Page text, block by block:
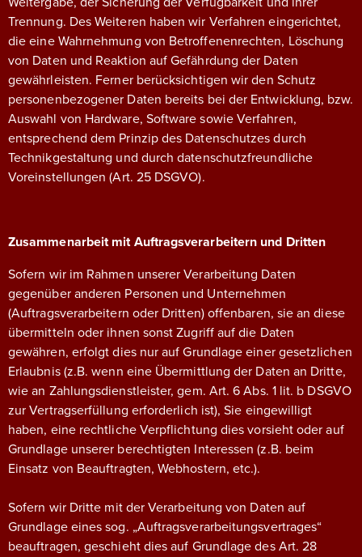
Trennung. Des Weiteren haben wir Verfahren eingerichtet,
die eine Wahrnehmung von Betroffenenrechten, Löschung
von Daten und Reaktion auf Gefährdung der Daten
gewährleisten. Ferner berücksichtigen wir den Schutz
personenbezogener Daten bereits bei der Entwicklung, bzw.
Auswahl von Hardware, Software sowie Verfahren,
entsprechend dem Prinzip des Datenschutzes durch
Technikgestaltung und durch datenschutzfreundliche
Voreinstellungen (Art. 25 DSGVO).
Zusammenarbeit mit Auftragsverarbeitern und Dritten
Sofern wir im Rahmen unserer Verarbeitung Daten
gegenüber anderen Personen und Unternehmen
(Auftragsverarbeitern oder Dritten) offenbaren, sie an diese
übermitteln oder ihnen sonst Zugriff auf die Daten
gewähren, erfolgt dies nur auf Grundlage einer gesetzlichen
Erlaubnis (z.B. wenn eine Übermittlung der Daten an Dritte,
wie an Zahlungsdienstleister, gem. Art. 6 Abs. 1 lit. b DSGVO
zur Vertragserfüllung erforderlich ist), Sie eingewilligt
haben, eine rechtliche Verpflichtung dies vorsieht oder auf
Grundlage unserer berechtigten Interessen (z.B. beim
Einsatz von Beauftragten, Webhostern, etc.).
Sofern wir Dritte mit der Verarbeitung von Daten auf
Grundlage eines sog. „Auftragsverarbeitungsvertrages“
beauftragen, geschieht dies auf Grundlage des Art. 28